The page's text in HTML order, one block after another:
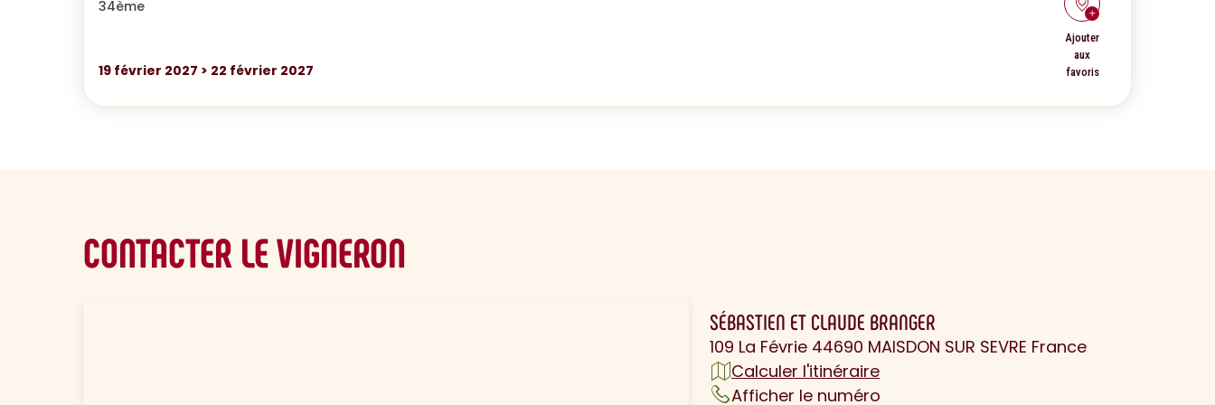
34ème
19 février 2027 > 22 février 2027
Ajouter
aux
favoris
CONTACTER LE VIGNERON
SÉBASTIEN ET CLAUDE BRANGER
109 La Févrie 44690 MAISDON SUR SEVRE France
Calculer l'itinéraire
Afficher le numéro